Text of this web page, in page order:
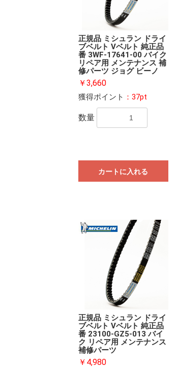
正規品 ミシュラン ドライ
ブベルト Vベルト 純正品
番 3WF-17641-00 バイク
リペア用 メンテナンス 補
修パーツ ジョグ ビーノ
￥3,660
獲得ポイント ：37pt
数量
カートに入れる
正規品 ミシュラン ドライ
ブベルト Vベルト 純正品
番 23100-GZ5-013 バイ
ク リペア用 メンテナンス
補修パーツ
￥4,980